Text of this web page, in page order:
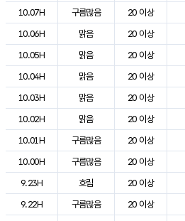
10.07H
구름많음 20 이상
10.06H
맑음 20 이상
10.05H
맑음 20 이상
10.04H
맑음 20 이상
10.03H
맑음 20 이상
10.02H
맑음 20 이상
10.01H
구름많음 20 이상
10.00H
구름많음 20 이상
9.23H
흐림 20 이상
9.22H
구름많음 20 이상